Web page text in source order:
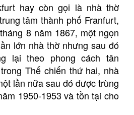
hay còn gọi là nhà thờ
tâm thành phố Franfurt,
8 năm 1867, một ngọn
lớn nhà thờ nhưng sau đó
lại theo phong cách tân
Thế chiến thứ hai, nhà
lần nữa sau đó được trùng
1950-1953 và tồn tại cho